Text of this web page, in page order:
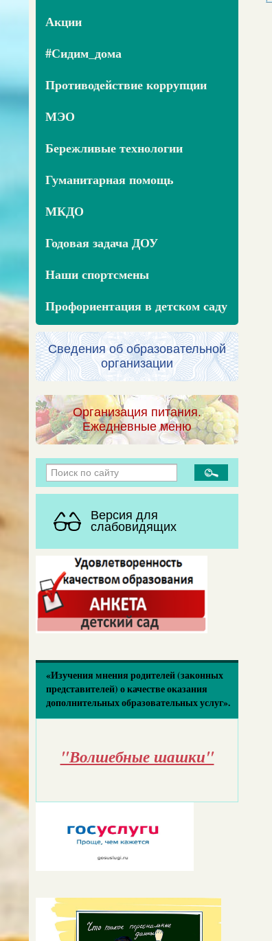
Акции
#Сидим_дома
Противодействие коррупции
МЭО
Бережливые технологии
Гуманитарная помощь
МКДО
Годовая задача ДОУ
Наши спортсмены
Профориентация в детском саду
Сведения об образовательной
организации
Организация питания.
Ежедневные меню
Версия для
слабовидящих
«Изучения мнения родителей (законных
представителей) о качестве оказания
дополнительных образовательных услуг».
"Волшебные шашки"